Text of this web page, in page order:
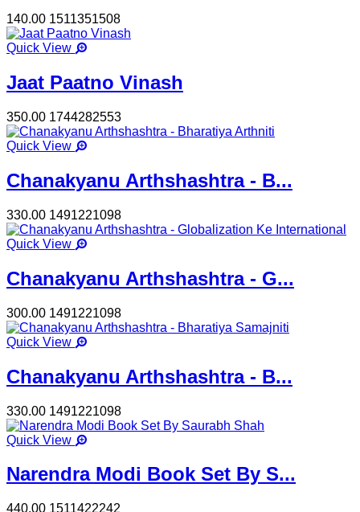
140.00 1511351508
Quick View
Jaat Paatno Vinash
350.00 1744282553
Quick View
Chanakyanu Arthshashtra - B...
330.00 1491221098
Quick View
Chanakyanu Arthshashtra - G...
300.00 1491221098
Quick View
Chanakyanu Arthshashtra - B...
330.00 1491221098
Quick View
Narendra Modi Book Set By S...
440.00 1511422242